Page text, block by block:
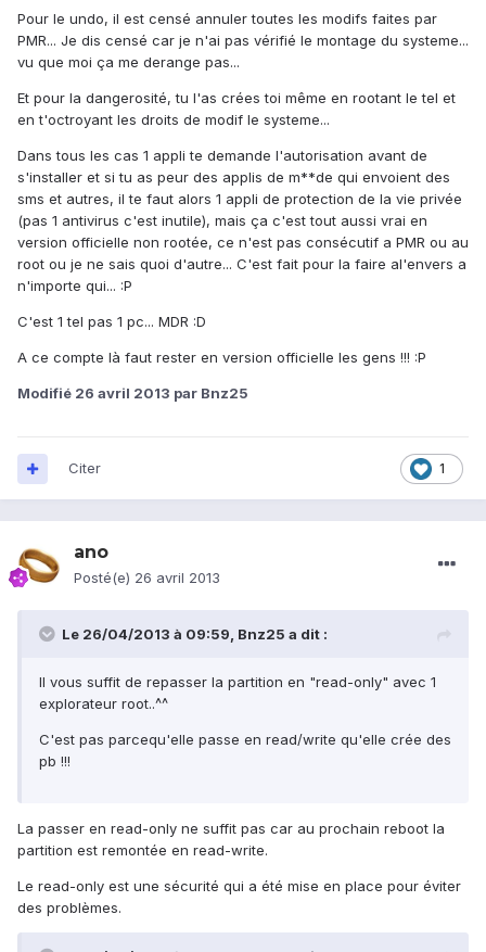
Pour le undo, il est censé annuler toutes les modifs faites par
PMR... Je dis censé car je n'ai pas vérifié le montage du systeme...
vu que moi ça me derange pas...
Et pour la dangerosité, tu l'as crées toi même en rootant le tel et
en t'octroyant les droits de modif le systeme...
Dans tous les cas 1 appli te demande l'autorisation avant de
s'installer et si tu as peur des applis de m**de qui envoient des
sms et autres, il te faut alors 1 appli de protection de la vie privée
(pas 1 antivirus c'est inutile), mais ça c'est tout aussi vrai en
version officielle non rootée, ce n'est pas consécutif a PMR ou au
root ou je ne sais quoi d'autre... C'est fait pour la faire al'envers a
n'importe qui... :P
C'est 1 tel pas 1 pc... MDR :D
A ce compte là faut rester en version officielle les gens !!! :P
Modifié 26 avril 2013 par Bnz25
1
Citer
ano
Posté(e) 26 avril 2013
Le 26/04/2013 à 09:59, Bnz25 a dit :
Il vous suffit de repasser la partition en "read-only" avec 1
explorateur root..^^
C'est pas parcequ'elle passe en read/write qu'elle crée des
pb !!!
La passer en read-only ne suffit pas car au prochain reboot la
partition est remontée en read-write.
Le read-only est une sécurité qui a été mise en place pour éviter
des problèmes.